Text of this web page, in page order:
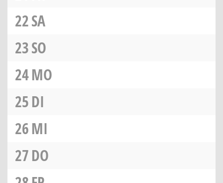
22SA
23SO
24MO
25DI
26MI
27DO